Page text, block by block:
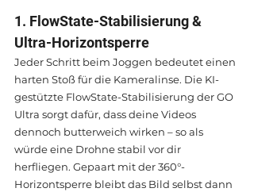
1. FlowState-Stabilisierung &
Ultra-Horizontsperre
Jeder Schritt beim Joggen bedeutet einen
harten Stoß für die Kameralinse. Die KI-
gestützte FlowState-Stabilisierung der GO
Ultra sorgt dafür, dass deine Videos
dennoch butterweich wirken – so als
würde eine Drohne stabil vor dir
herfliegen. Gepaart mit der 360°-
Horizontsperre bleibt das Bild selbst dann